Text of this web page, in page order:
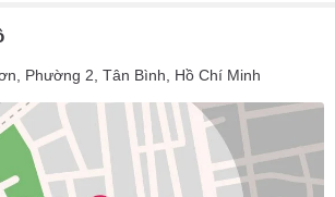
Phường 2, Tân Bình, Hồ Chí Minh